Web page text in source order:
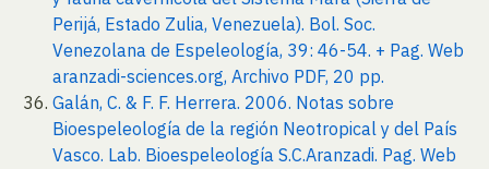
Perijá, Estado Zulia, Venezuela). Bol. Soc.
Venezolana de Espeleología, 39: 46-54. + Pag. Web
aranzadi-sciences.org, Archivo PDF, 20 pp.
Galán, C. & F. F. Herrera. 2006. Notas sobre
Bioespeleología de la región Neotropical y del País
Vasco. Lab. Bioespeleología S.C.Aranzadi. Pag. Web